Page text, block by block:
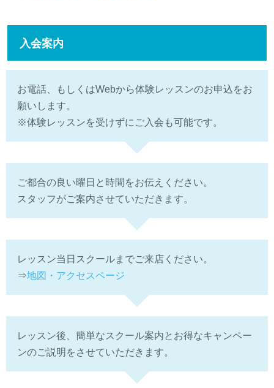
入会案内
お電話、もしくはWebから体験レッスンのお申込をお
願いします。
※体験レッスンを受けずにご入会も可能です。
ご都合の良い曜日と時間をお伝えください。
スタッフがご案内させていただきます。
レッスン当日スクールまでご来店ください。
⇒地図・アクセスページ
レッスン後、簡単なスクール案内とお得なキャンペー
ンのご説明をさせていただきます。